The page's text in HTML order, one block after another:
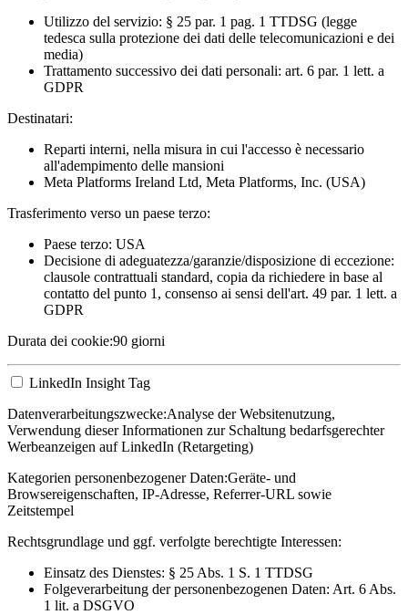
Utilizzo del servizio: § 25 par. 1 pag. 1 TTDSG (legge
tedesca sulla protezione dei dati delle telecomunicazioni e dei
media)
Trattamento successivo dei dati personali: art. 6 par. 1 lett. a
GDPR
Destinatari:
Reparti interni, nella misura in cui l'accesso è necessario
all'adempimento delle mansioni
Meta Platforms Ireland Ltd, Meta Platforms, Inc. (USA)
Trasferimento verso un paese terzo:
Paese terzo: USA
Decisione di adeguatezza/garanzie/disposizione di eccezione:
clausole contrattuali standard, copia da richiedere in base al
contatto del punto 1, consenso ai sensi dell'art. 49 par. 1 lett. a
GDPR
Durata dei cookie:90 giorni
LinkedIn Insight Tag
Datenverarbeitungszwecke:Analyse der Websitenutzung,
Verwendung dieser Informationen zur Schaltung bedarfsgerechter
Werbeanzeigen auf LinkedIn (Retargeting)
Kategorien personenbezogener Daten:Geräte- und
Browsereigenschaften, IP-Adresse, Referrer-URL sowie
Zeitstempel
Rechtsgrundlage und ggf. verfolgte berechtigte Interessen:
Einsatz des Dienstes: § 25 Abs. 1 S. 1 TTDSG
Folgeverarbeitung der personenbezogenen Daten: Art. 6 Abs.
1 lit. a DSGVO